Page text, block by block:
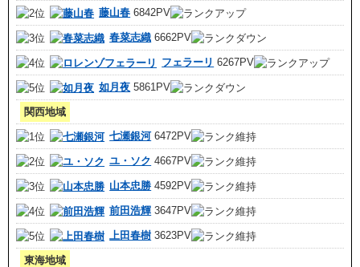
藤山春 6842PV
春菜志織 6662PV
フェラーリ 6267PV
如月夜 5861PV
関西地域
七瀬銀河6472PV
ユ・ソク 4667PV
山本忠勝 4592PV
前田浩輝 3647PV
上田春樹 3623PV
東海地域